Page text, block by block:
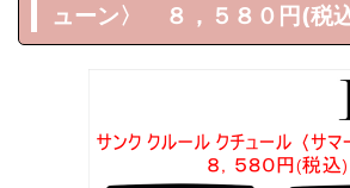
ューン〉 ８，５８０円(税